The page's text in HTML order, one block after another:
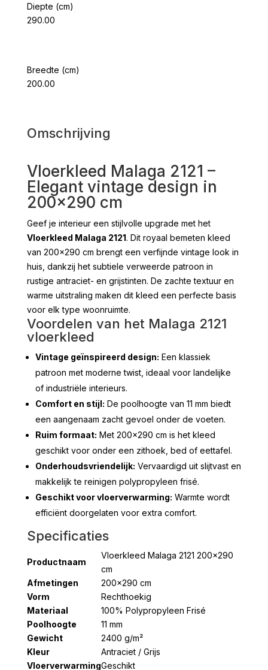
Diepte (cm)
290.00
Breedte (cm)
200.00
Omschrijving
Vloerkleed Malaga 2121 –
Elegant vintage design in
200×290 cm
Geef je interieur een stijlvolle upgrade met het
Vloerkleed Malaga 2121. Dit royaal bemeten kleed
van 200×290 cm brengt een verfijnde vintage look in
huis, dankzij het subtiele verweerde patroon in
rustige antraciet- en grijstinten. De zachte textuur en
warme uitstraling maken dit kleed een perfecte basis
voor elk type woonruimte.
Voordelen van het Malaga 2121
vloerkleed
Vintage geïnspireerd design: Een klassiek
patroon met moderne twist, ideaal voor landelijke
of industriële interieurs.
Comfort en stijl: De poolhoogte van 11 mm biedt
een aangenaam zacht gevoel onder de voeten.
Ruim formaat: Met 200×290 cm is het kleed
geschikt voor onder een zithoek, bed of eettafel.
Onderhoudsvriendelijk: Vervaardigd uit slijtvast en
makkelijk te reinigen polypropyleen frisé.
Geschikt voor vloerverwarming: Warmte wordt
efficiënt doorgelaten voor extra comfort.
Specificaties
Productnaam
Vloerkleed Malaga 2121 200×290
cm
Afmetingen
200×290 cm
Vorm
Rechthoekig
Materiaal
100% Polypropyleen Frisé
Poolhoogte
11 mm
Gewicht
2400 g/m²
Kleur
Antraciet / Grijs
VloerverwarmingGeschikt